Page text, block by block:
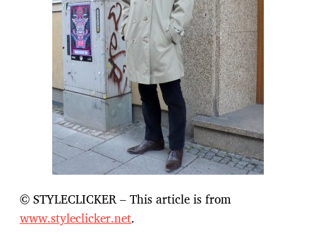
© STYLECLICKER – This article is from
www.styleclicker.net.